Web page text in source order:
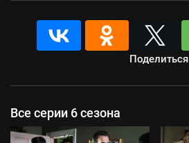
Поделиться
Все серии 6 сезона